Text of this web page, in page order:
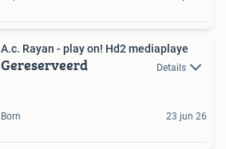
A.c. Rayan - play on! Hd2 mediaplaye
Gereserveerd Details
Born 23 jun 26